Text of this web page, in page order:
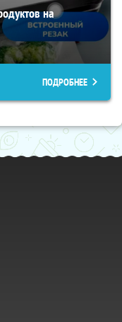
на
ПОДРОБНЕЕ